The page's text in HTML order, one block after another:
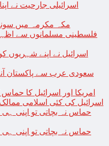
اسرائیلی جارحیت نے
مکہ مکرمہ میں
فلسطینی مسلمانوں سے
اسرائیل نے اپنے
سعودی عرب سے پاکستان
امریکا اور اسرائیل کا
اسرائیل کی کئی اسلامی
حماس نہ بچاتی تو اپنی
حماس نہ بچاتی تو اپنی